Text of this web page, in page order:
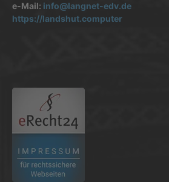
e-Mail: info@langnet-edv.de
https://landshut.computer